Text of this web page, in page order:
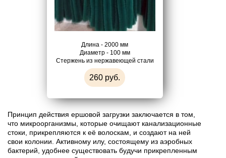
Длина - 2000 мм
Диаметр - 100 мм
Стержень из нержавеющей стали
260 руб.
Принцип действия ершовой загрузки заключается в том,
что микроорганизмы, которые очищают канализационные
стоки, прикрепляются к её волоскам, и создают на ней
свои колонии. Активному илу, состоящему из аэробных
бактерий, удобнее существовать будучи прикрепленным